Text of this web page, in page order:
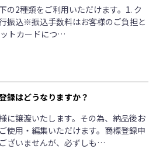
の2種類をご利用いただけます。1. ク
振込※振込手数料はお客様のご負担と
トカードにつ…
録はどうなりますか？
に譲渡いたします。その為、納品後お
使用・編集いただけます。商標登録申
ざいませんが、必ずしも…